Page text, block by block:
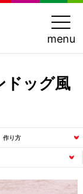
menu
ドッグ風
作り方